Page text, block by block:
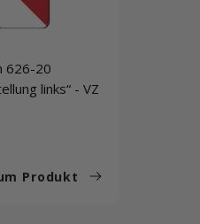
626-20
links“ - VZ
Produkt